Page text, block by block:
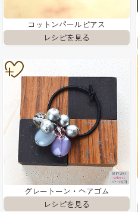
コットンパールピアス
グレートーン・ヘアゴム